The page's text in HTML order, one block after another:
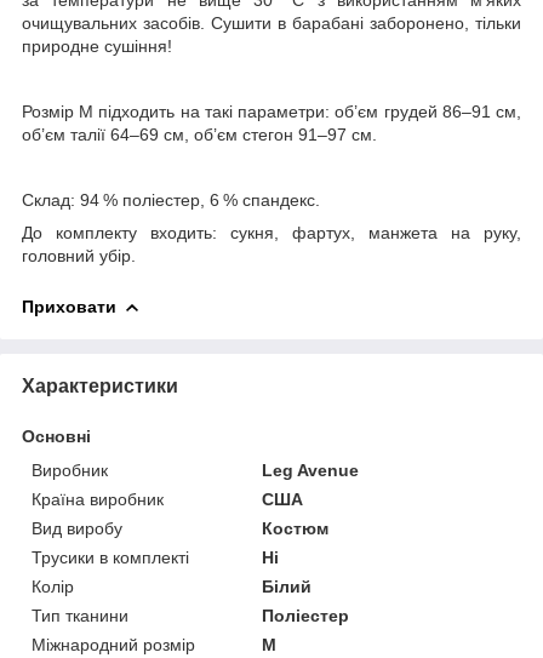
очищувальних засобів. Сушити в барабані заборонено, тільки
природне сушіння!
Розмір М підходить на такі параметри: об’єм грудей 86–91 см,
об’єм талії 64–69 см, об’єм стегон 91–97 см.
Склад: 94 % поліестер, 6 % спандекс.
До комплекту входить: сукня, фартух, манжета на руку,
головний убір.
Приховати
Характеристики
Основні
Виробник
Leg Avenue
Країна виробник
США
Вид виробу
Костюм
Трусики в комплекті
Ні
Колір
Білий
Тип тканини
Поліестер
Міжнародний розмір
M